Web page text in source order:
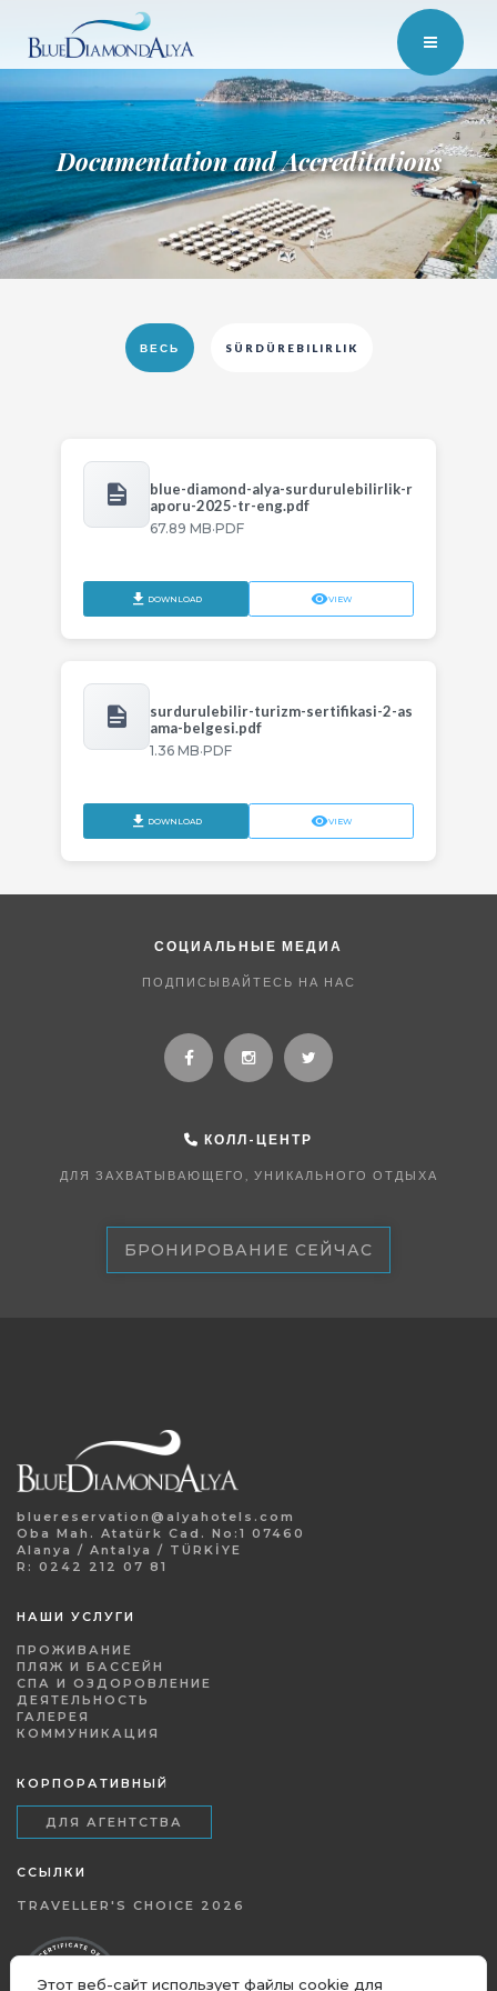
Documentation and Accreditations
ВЕСЬ SÜRDÜREBILIRLIK
blue-diamond-alya-surdurulebilirlik-r
aporu-2025-tr-eng.pdf
67.89 MB·PDF
DOWNLOAD VIEW
surdurulebilir-turizm-sertifikasi-2-as
ama-belgesi.pdf
1.36 MB·PDF
DOWNLOAD VIEW
СОЦИАЛЬНЫЕ МЕДИА
ПОДПИСЫВАЙТЕСЬ НА НАС
КОЛЛ-ЦЕНТР
ДЛЯ ЗАХВАТЫВАЮЩЕГО, УНИКАЛЬНОГО ОТДЫХА
БРОНИРОВАНИЕ СЕЙЧАС
bluereservation@alyahotels.com
Oba Mah. Atatürk Cad. No:1 07460
Alanya / Antalya / TÜRKİYE
R: 0242 212 07 81
НАШИ УСЛУГИ
ПРОЖИВАНИЕ
ПЛЯЖ И БАССЕЙН
СПА И ОЗДОРОВЛЕНИЕ
ДЕЯТЕЛЬНОСТЬ
ГАЛЕРЕЯ
КОММУНИКАЦИЯ
КОРПОРАТИВНЫЙ
ДЛЯ АГЕНТСТВА
ССЫЛКИ
TRAVELLER'S CHOICE 2026
Этот веб-сайт использует файлы cookie для